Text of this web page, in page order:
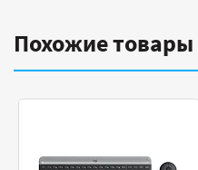
Похожие товары